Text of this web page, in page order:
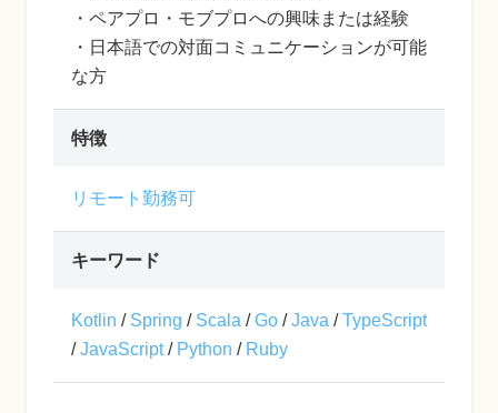
・ペアプロ・モブプロへの興味または経験
・日本語での対面コミュニケーションが可能
な方
特徴
リモート勤務可
キーワード
Kotlin / Spring / Scala /Go /Java /TypeScript
/JavaScript/ Python / Ruby